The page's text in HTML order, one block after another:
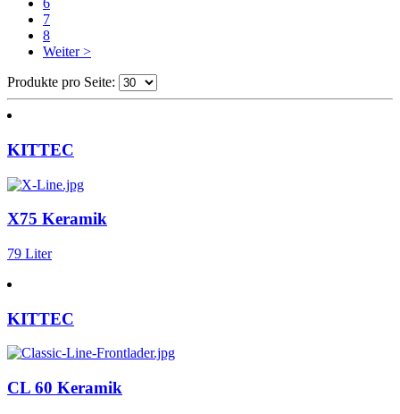
6
7
8
Weiter >
Produkte pro Seite:
KITTEC
X75 Keramik
79 Liter
KITTEC
CL 60 Keramik